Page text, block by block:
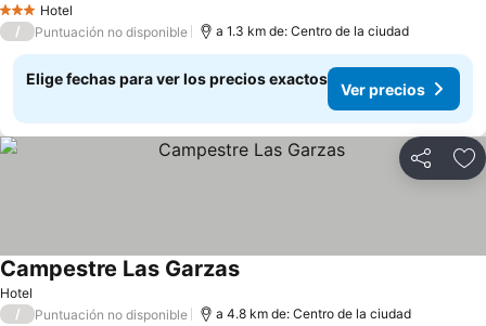
3 Estrellas
Hotel
/ Puntuación no disponible a 1.3 km de: Centro de la ciudad
Elige fechas para ver los precios exactos
Ver precios
Compartir
Hotel
Campestre Las Garzas
/ Puntuación no disponible a 4.8 km de: Centro de la ciudad